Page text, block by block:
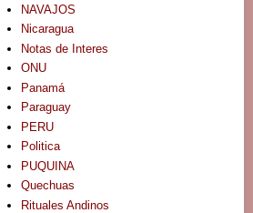
NAVAJOS
Nicaragua
Notas de Interes
ONU
Panamá
Paraguay
PERU
Politica
PUQUINA
Quechuas
Rituales Andinos